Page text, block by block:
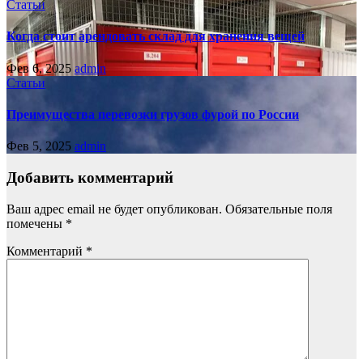
Статьи
Когда стоит арендовать склад для хранения вещей
Фев 6, 2025 admin
Статьи
Преимущества перевозки грузов фурой по России
Фев 5, 2025 admin
Добавить комментарий
Ваш адрес email не будет опубликован. Обязательные поля
помечены *
Комментарий *